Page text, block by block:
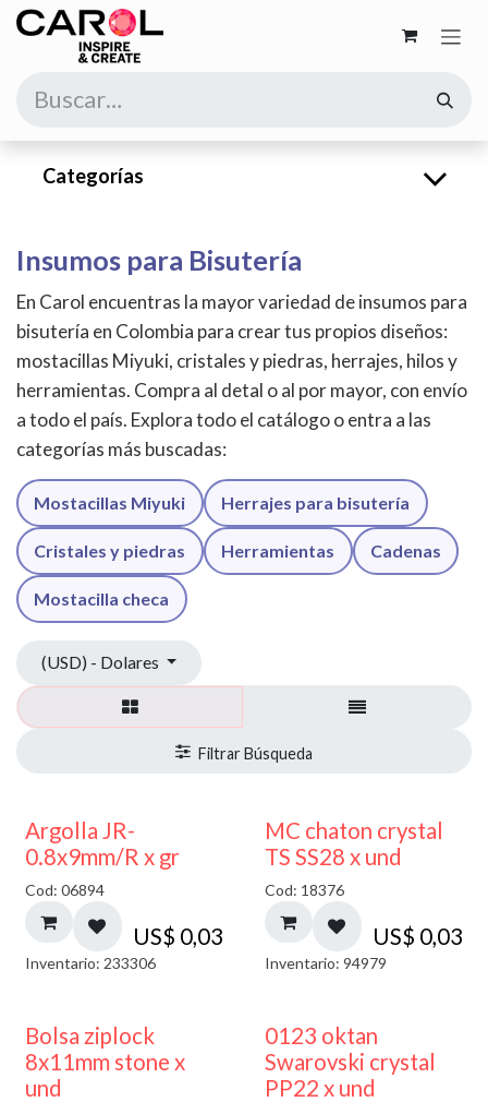
Ir al contenido
Categorías
Insumos para Bisutería
En Carol encuentras la mayor variedad de insumos para
bisutería en Colombia para crear tus propios diseños:
mostacillas Miyuki, cristales y piedras, herrajes, hilos y
herramientas. Compra al detal o al por mayor, con envío
a todo el país. Explora todo el catálogo o entra a las
categorías más buscadas:
Mostacillas Miyuki Herrajes para bisutería
Cristales y piedras Herramientas Cadenas
Mostacilla checa
(USD) - Dolares
Argolla JR-
0.8x9mm/R x gr
Cod: 06894
US$ 0,03
Inventario: 233306
MC chaton crystal
TS SS28 x und
Cod: 18376
US$ 0,03
Inventario: 94979
¡NUEVO!
Bolsa ziplock
8x11mm stone x
und
0123 oktan
Swarovski crystal
PP22 x und